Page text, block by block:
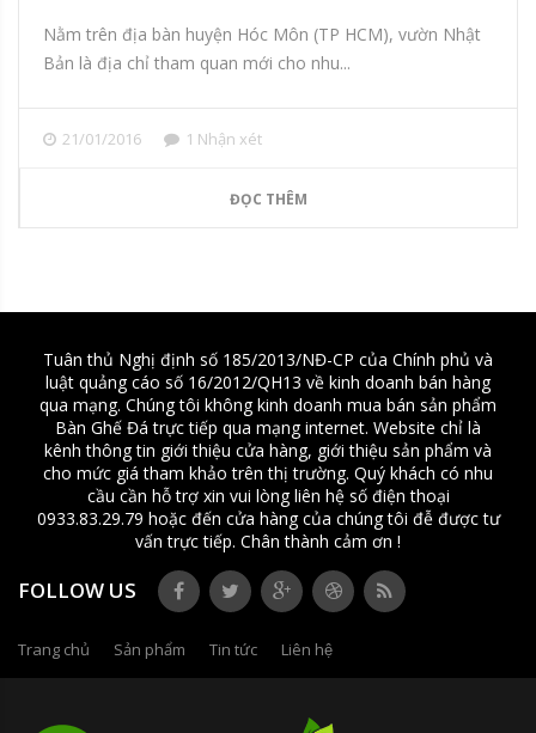
Nằm trên địa bàn huyện Hóc Môn (TP HCM), vườn Nhật
Bản là địa chỉ tham quan mới cho nhu...
21/01/2016 1 Nhận xét
ĐỌC THÊM
Tuân thủ Nghị định số 185/2013/NĐ-CP của Chính phủ và
luật quảng cáo số 16/2012/QH13 về kinh doanh bán hàng
qua mạng. Chúng tôi không kinh doanh mua bán sản phẩm
Bàn Ghế Đá trực tiếp qua mạng internet. Website chỉ là
kênh thông tin giới thiệu cửa hàng, giới thiệu sản phẩm và
cho mức giá tham khảo trên thị trường. Quý khách có nhu
cầu cần hỗ trợ xin vui lòng liên hệ số điện thoại
0933.83.29.79 hoặc đến cửa hàng của chúng tôi đễ được tư
vấn trực tiếp. Chân thành cảm ơn !
FOLLOW US
Trang chủ Sản phẩm Tin tức Liên hệ